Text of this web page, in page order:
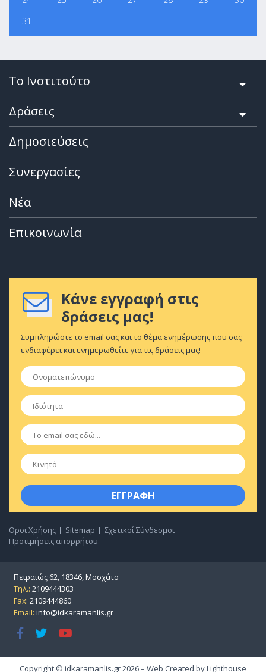
31
Το Ινστιτούτο
Δράσεις
Δημοσιεύσεις
Συνεργασίες
Νέα
Επικοινωνία
Κάνε εγγραφή στις
δράσεις μας!
Συμπληρώστε το email σας και το θέμα ενημέρωσης που σας
ενδιαφέρει και ενημερωθείτε για τις δράσεις μας!
Ονοματεπώνυμο
Ιδιότητα
Email
Κινητό
Όροι Χρήσης Sitemap
Σχετικοί Σύνδεσμοι
Προτιμήσεις απορρήτου
Πειραιώς 62, 18346, Μοσχάτο
Τηλ.: 2109444303
Fax: 2109444860
Email: info@idkaramanlis.gr
Copyright © idkaramanlis.gr 2026 – Web Created byLighthouse